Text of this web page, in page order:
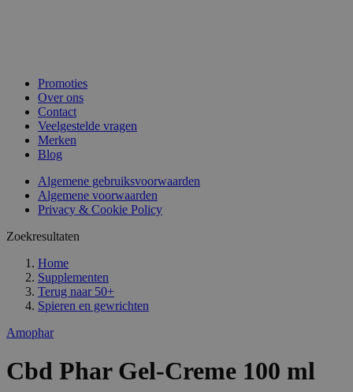
Promoties
Over ons
Contact
Veelgestelde vragen
Merken
Blog
Algemene gebruiksvoorwaarden
Algemene voorwaarden
Privacy & Cookie Policy
Zoekresultaten
Home
Supplementen
Terug naar 50+
Spieren en gewrichten
Amophar
Cbd Phar Gel-Creme 100 ml